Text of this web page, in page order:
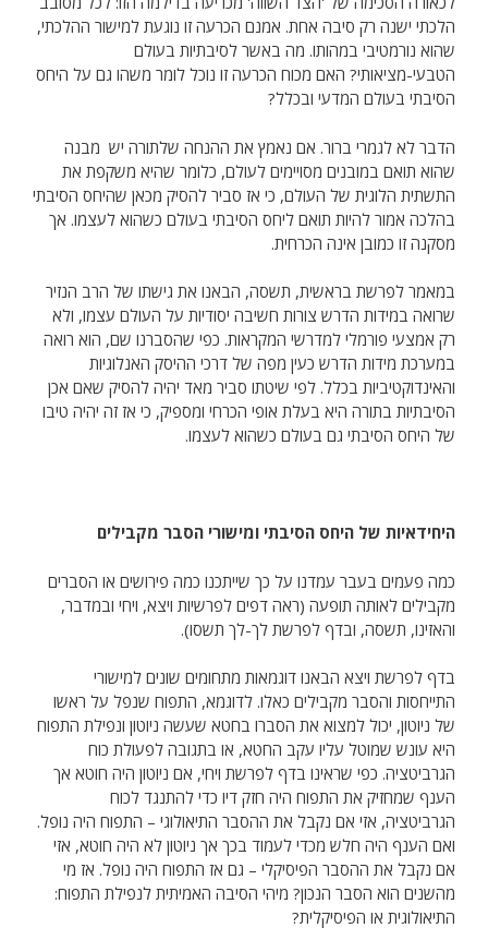
הלכתי ישנה רק סיבה אחת. אמנם הכרעה זו נוגעת למישור ההלכתי,
שהוא נורמטיבי במהותו. מה באשר לסיבתיות בעולם
הטבעי-מציאותי? האם מכוח הכרעה זו נוכל לומר משהו גם על היחס
הסיבתי בעולם המדעי ובכלל?
הדבר לא לגמרי ברור. אם נאמץ את ההנחה שלתורה יש מבנה
שהוא תואם במובנים מסויימים לעולם, כלומר שהיא משקפת את
התשתית הלוגית של העולם, כי אז סביר להסיק מכאן שהיחס הסיבתי
בהלכה אמור להיות תואם ליחס הסיבתי בעולם כשהוא לעצמו. אך
מסקנה זו כמובן אינה הכרחית.
במאמר לפרשת בראשית, תשסה, הבאנו את גישתו של הרב הנזיר
שרואה במידות הדרש צורות חשיבה יסודיות על העולם עצמו, ולא
רק אמצעי פורמלי למדרשי המקראות. כפי שהסברנו שם, הוא רואה
במערכת מידות הדרש כעין מפה של דרכי ההיסק האנלוגיות
והאינדוקטיביות בכלל. לפי שיטתו סביר מאד יהיה להסיק שאם אכן
הסיבתיות בתורה היא בעלת אופי הכרחי ומספיק, כי אז זה יהיה טיבו
של היחס הסיבתי גם בעולם כשהוא לעצמו.
היחידאיות של היחס הסיבתי ומישורי הסבר מקבילים
כמה פעמים בעבר עמדנו על כך שייתכנו כמה פירושים או הסברים
מקבילים לאותה תופעה (ראה דפים לפרשיות ויצא, ויחי ובמדבר,
והאזינו, תשסה, ובדף לפרשת לך-לך תשסו).
בדף לפרשת ויצא הבאנו דוגמאות מתחומים שונים למישורי
התייחסות והסבר מקבילים כאלו. לדוגמא, התפוח שנפל על ראשו
של ניוטון, יכול למצוא את הסברו בחטא שעשה ניוטון ונפילת התפוח
היא עונש שמוטל עליו עקב החטא, או בתגובה לפעולת כוח
הגרביטציה. כפי שראינו בדף לפרשת ויחי, אם ניוטון היה חוטא אך
הענף שמחזיק את התפוח היה חזק דיו כדי להתנגד לכוח
הגרביטציה, אזי אם נקבל את ההסבר התיאולוגי – התפוח היה נופל.
ואם הענף היה חלש מכדי לעמוד בכך אך ניוטון לא היה חוטא, אזי
אם נקבל את ההסבר הפיסיקלי – גם אז התפוח היה נופל. אז מי
מהשנים הוא הסבר הנכון? מיהי הסיבה האמיתית לנפילת התפוח:
התיאולוגית או הפיסיקלית?